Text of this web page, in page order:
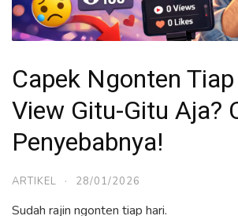
Capek Ngonten
View Gitu-Gitu Aja?
Penyebabnya!
ARTIKEL · 28/01/2026
Sudah rajin ngonten tiap hari.